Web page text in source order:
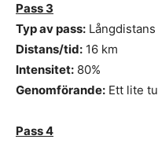
Pass 3
Typ av pass: Långdistans
Distans/tid: 16 km
Intensitet: 80%
Genomförande: Ett lite
Pass 4